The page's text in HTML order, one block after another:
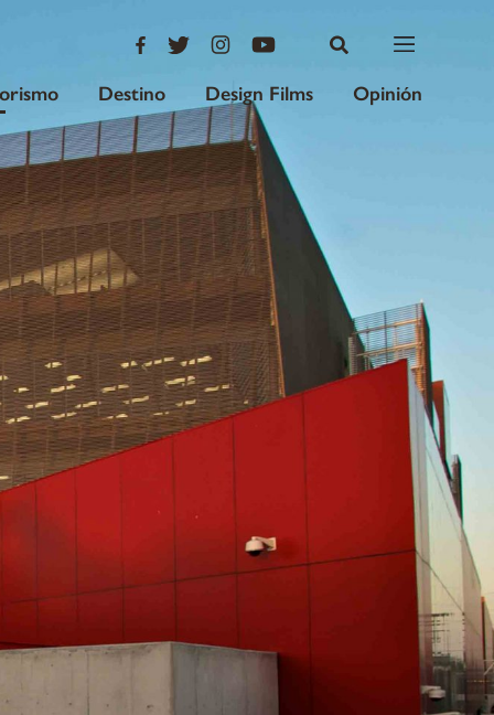
Destino Design Films Opinión